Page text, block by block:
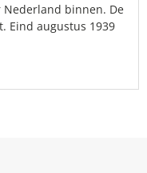
Nederland binnen. De
Eind augustus 1939